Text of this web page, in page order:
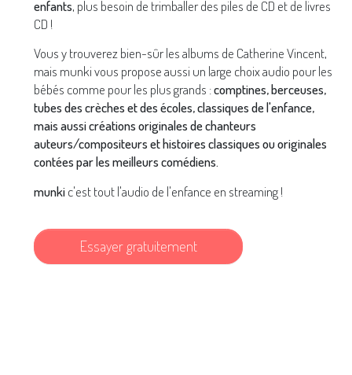
enfants, plus besoin de trimballer des piles de CD et de livres
CD !
Vous y trouverez bien-sûr les albums de Catherine Vincent,
mais munki vous propose aussi un large choix audio pour les
bébés comme pour les plus grands :comptines, berceuses,
tubes des crèches et des écoles, classiques de l'enfance,
mais aussi créations originales de chanteurs
auteurs/compositeurs et histoires classiques ou originales
contées par les meilleurs comédiens.
munkic'est tout l'audio de l'enfance en streaming !
Essayer gratuitement